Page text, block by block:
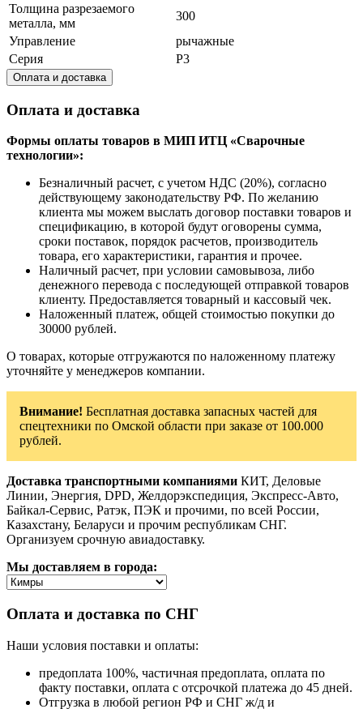
Толщина разрезаемого
металла, мм
300
Управление
рычажные
Серия
Р3
Оплата и доставка
Оплата и доставка
Формы оплаты товаров в МИП ИТЦ «Сварочные
технологии»:
Безналичный расчет, с учетом НДС (20%), согласно
действующему законодательству РФ. По желанию
клиента мы можем выслать договор поставки товаров и
спецификацию, в которой будут оговорены сумма,
сроки поставок, порядок расчетов, производитель
товара, его характеристики, гарантия и прочее.
Наличный расчет, при условии самовывоза, либо
денежного перевода с последующей отправкой товаров
клиенту. Предоставляется товарный и кассовый чек.
Наложенный платеж, общей стоимостью покупки до
30000 рублей.
О товарах, которые отгружаются по наложенному платежу
уточняйте у менеджеров компании.
Внимание! Бесплатная доставка запасных частей для
спецтехники по Омской области при заказе от 100.000
рублей.
Доставка транспортными компаниями КИТ, Деловые
Линии, Энергия, DPD, Желдорэкспедиция, Экспресс-Авто,
Байкал-Сервис, Ратэк, ПЭК и прочими, по всей России,
Казахстану, Беларуси и прочим республикам СНГ.
Организуем срочную авиадоставку.
Мы доставляем в города:
Оплата и доставка по СНГ
Наши условия поставки и оплаты:
предоплата 100%, частичная предоплата, оплата по
факту поставки, оплата с отсрочкой платежа до 45 дней.
Отгрузка в любой регион РФ и СНГ ж/д и